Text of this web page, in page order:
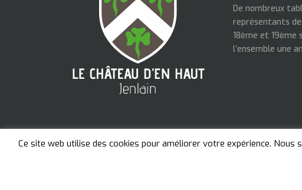
De nombreux
représentants
18ème et 19ème
l’ensemble une
Ce site web utilise des cookies pour améliorer votre expérience.